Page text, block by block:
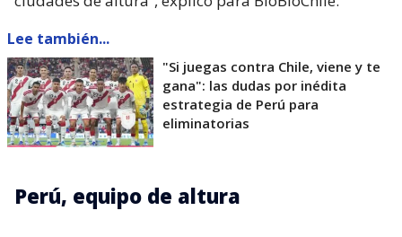
Lee también...
"Si juegas contra Chile, viene y te
gana": las dudas por inédita
estrategia de Perú para
eliminatorias
Perú, equipo de altura